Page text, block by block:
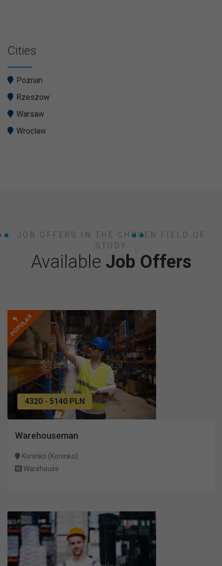
Cities
Poznan
Rzeszow
Warsaw
Wroclaw
JOB OFFERS IN THE CHOSEN FIELD OF
STUDY
Available Job Offers
POPULAR
4320 - 5140 PLN
Warehouseman
Koninko (Koninko)
Warehouse